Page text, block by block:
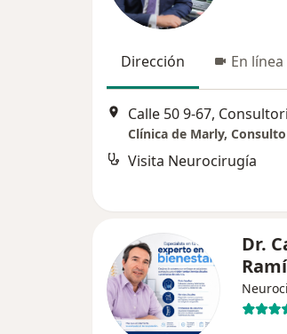
Dirección En línea
Calle 50 9-67,
Clínica de Marly,
Visita Neurocirugía
Dr.